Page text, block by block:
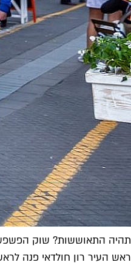
תהיה התאוששות? שוק
ראש העיר רון חולדאי פנה